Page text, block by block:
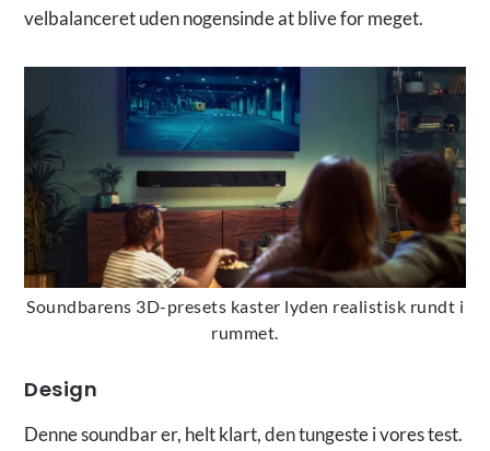
velbalanceret uden nogensinde at blive for meget.
Soundbarens 3D-presets kaster lyden realistisk rundt i
rummet.
Design
Denne soundbar er, helt klart, den tungeste i vores test.